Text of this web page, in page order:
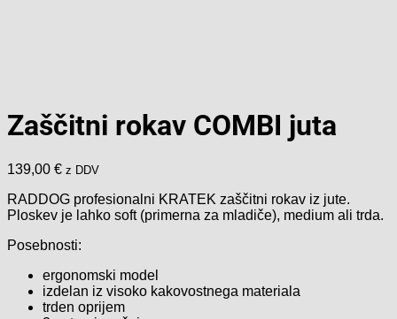
Zaščitni rokav COMBI juta
139,00 € z DDV
RADDOG profesionalni KRATEK zaščitni rokav iz jute.
Ploskev je lahko soft (primerna za mladiče), medium ali trda.
Posebnosti:
ergonomski model
izdelan iz visoko kakovostnega materiala
trden oprijem